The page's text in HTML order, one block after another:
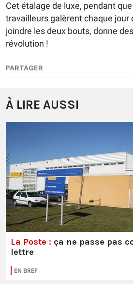
Cet étalage de luxe, pendant
travailleurs galèrent chaque jour
joindre les deux bouts, donne
révolution !
PARTAGER
À LIRE AUSSI
La Poste : ça ne passe pas
lettre
EN BREF